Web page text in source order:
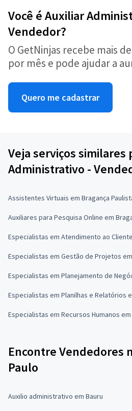
Você é Auxiliar
Vendedor?
O GetNinjas recebe mais
por mês e pode ajudar a
Quero me cadastrar
Veja serviços similares
Administrativo -
Assistentes Virtuais em Bragança
Auxiliares para Pesquisa Online em
Especialistas em Atendimento ao
Especialistas em Gestão de Projetos
Especialistas em Planejamento de
Especialistas em Planilhas e Relatórios
Especialistas em Recursos Humanos em
Encontre Vendedores
Paulo
Auxilio administrativo em Bauru